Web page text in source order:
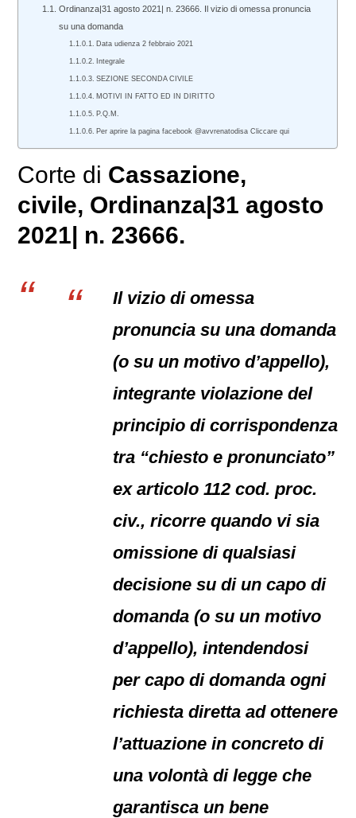
Ordinanza|31 agosto 2021| n. 23666. Il vizio di omessa pronuncia
su una domanda
Data udienza 2 febbraio 2021
Integrale
SEZIONE SECONDA CIVILE
MOTIVI IN FATTO ED IN DIRITTO
P.Q.M.
Per aprire la pagina facebook @avvrenatodisa Cliccare qui
Corte di Cassazione,
civile, Ordinanza|31 agosto
2021| n. 23666.
Il vizio di omessa
pronuncia su una domanda
(o su un motivo d’appello),
integrante violazione del
principio di corrispondenza
tra “chiesto e pronunciato”
ex articolo 112 cod. proc.
civ., ricorre quando vi sia
omissione di qualsiasi
decisione su di un capo di
domanda (o su un motivo
d’appello), intendendosi
per capo di domanda ogni
richiesta diretta ad ottenere
l’attuazione in concreto di
una volontà di legge che
garantisca un bene